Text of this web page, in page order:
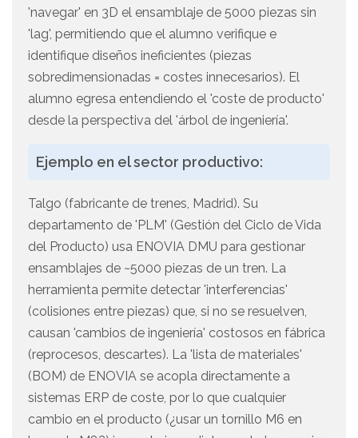
'navegar' en 3D el ensamblaje de 5000 piezas sin
'lag', permitiendo que el alumno verifique e
identifique diseños ineficientes (piezas
sobredimensionadas = costes innecesarios). El
alumno egresa entendiendo el 'coste de producto'
desde la perspectiva del 'árbol de ingeniería'.
Ejemplo en el sector productivo:
Talgo (fabricante de trenes, Madrid). Su
departamento de 'PLM' (Gestión del Ciclo de Vida
del Producto) usa ENOVIA DMU para gestionar
ensamblajes de ~5000 piezas de un tren. La
herramienta permite detectar 'interferencias'
(colisiones entre piezas) que, si no se resuelven,
causan 'cambios de ingeniería' costosos en fábrica
(reprocesos, descartes). La 'lista de materiales'
(BOM) de ENOVIA se acopla directamente a
sistemas ERP de coste, por lo que cualquier
cambio en el producto (¿usar un tornillo M6 en